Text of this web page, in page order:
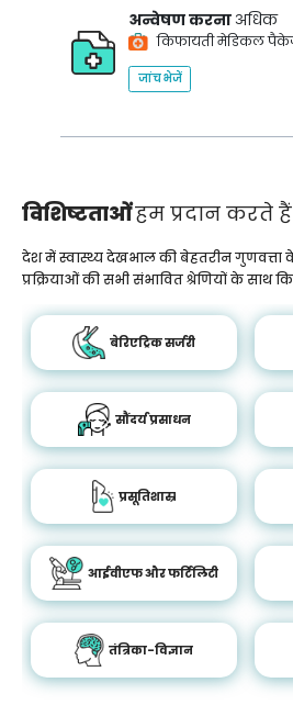
अन्वेषण करना अधिक
किफायती मेडिकल
जांच भेजें
विशिष्टताओंहम प्रदान करते हैं
देश में स्वास्थ्य देखभाल की बेहतरीन गुणवत्ता
प्रक्रियाओं की सभी संभावित श्रेणियों के साथ
बेरिएट्रिक सर्जरी
सौंदर्य प्रसाधन
प्रसूतिशास्र
आईवीएफ और फर्टिलिटी
तंत्रिका-विज्ञान